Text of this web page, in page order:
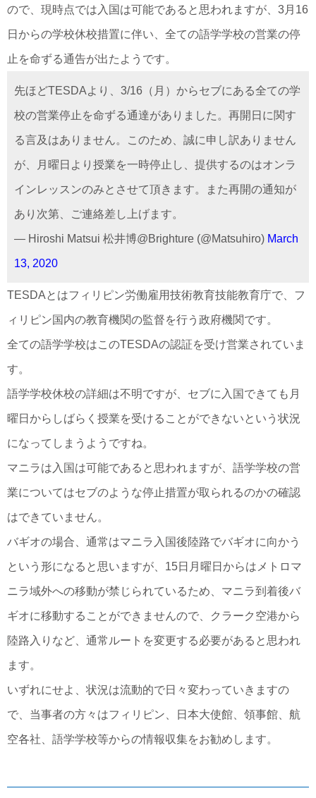
ので、現時点では入国は可能であると思われますが、3月16
日からの学校休校措置に伴い、全ての語学学校の営業の停
止を命ずる通告が出たようです。
先ほどTESDAより、3/16（月）からセブにある全ての学
校の営業停止を命ずる通達がありました。再開日に関す
る言及はありません。このため、誠に申し訳ありません
が、月曜日より授業を一時停止し、提供するのはオンラ
インレッスンのみとさせて頂きます。また再開の通知が
あり次第、ご連絡差し上げます。
— Hiroshi Matsui 松井博@Brighture (@Matsuhiro) March
13, 2020
TESDAとはフィリピン労働雇用技術教育技能教育庁で、フ
ィリピン国内の教育機関の監督を行う政府機関です。
全ての語学学校はこのTESDAの認証を受け営業されていま
す。
語学学校休校の詳細は不明ですが、セブに入国できても月
曜日からしばらく授業を受けることができないという状況
になってしまうようですね。
マニラは入国は可能であると思われますが、語学学校の営
業についてはセブのような停止措置が取られるのかの確認
はできていません。
バギオの場合、通常はマニラ入国後陸路でバギオに向かう
という形になると思いますが、15日月曜日からはメトロマ
ニラ域外への移動が禁じられているため、マニラ到着後バ
ギオに移動することができませんので、クラーク空港から
陸路入りなど、通常ルートを変更する必要があると思われ
ます。
いずれにせよ、状況は流動的で日々変わっていきますの
で、当事者の方々はフィリピン、日本大使館、領事館、航
空各社、語学学校等からの情報収集をお勧めします。